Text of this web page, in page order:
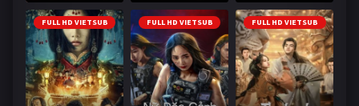
FULL HD VIETSUB FULL HD VIETSUB FULL HD VIETSUB